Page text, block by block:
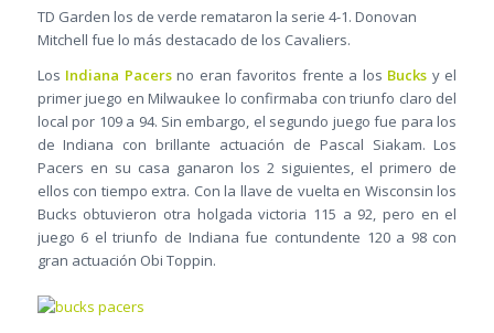
TD Garden los de verde remataron la serie 4-1. Donovan
Mitchell fue lo más destacado de los Cavaliers.
Los Indiana Pacersno eran favoritos frente a los Bucks y el
primer juego en Milwaukee lo confirmaba con triunfo claro del
local por 109 a 94. Sin embargo, el segundo juego fue para los
de Indiana con brillante actuación de Pascal Siakam. Los
Pacers en su casa ganaron los 2 siguientes, el primero de
ellos con tiempo extra. Con la llave de vuelta en Wisconsin los
Bucks obtuvieron otra holgada victoria 115 a 92, pero en el
juego 6 el triunfo de Indiana fue contundente 120 a 98 con
gran actuación Obi Toppin.